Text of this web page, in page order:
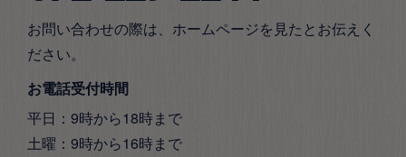
お問い合わせの際は、ホームページを見たとお伝えく
ださい。
お電話受付時間
平日：9時から18時まで
土曜：9時から16時まで